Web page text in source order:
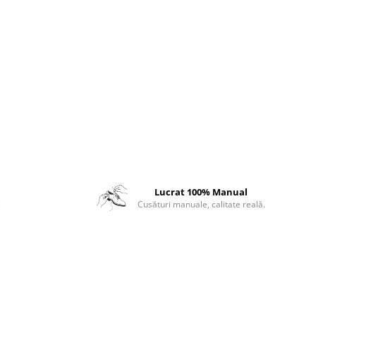
Lucrat 100% Manual
Cusături manuale, calitate reală.